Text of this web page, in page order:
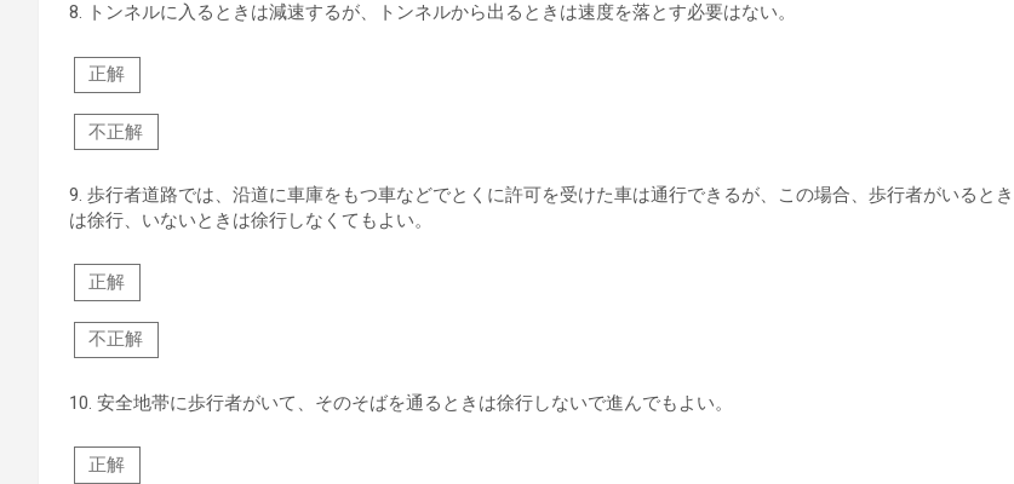
8. トンネルに入るときは減速するが、トンネルから出るときは速度を落とす必要はない。
正解
不正解
9. 歩行者道路では、沿道に車庫をもつ車などでとくに許可を受けた車は通行できるが、この場合、歩行者がいるとき
は徐行、いないときは徐行しなくてもよい。
正解
不正解
10. 安全地帯に歩行者がいて、そのそばを通るときは徐行しないで進んでもよい。
正解